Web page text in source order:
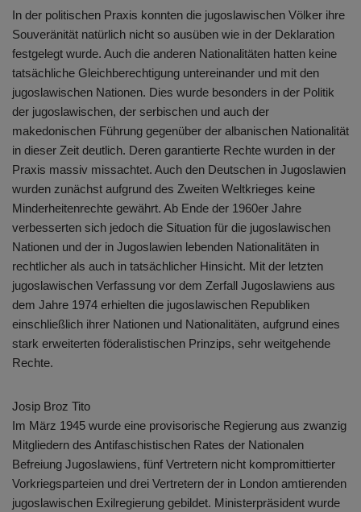
In der politischen Praxis konnten die jugoslawischen Völker ihre
Souveränität natürlich nicht so ausüben wie in der Deklaration
festgelegt wurde. Auch die anderen Nationalitäten hatten keine
tatsächliche Gleichberechtigung untereinander und mit den
jugoslawischen Nationen. Dies wurde besonders in der Politik
der jugoslawischen, der serbischen und auch der
makedonischen Führung gegenüber der albanischen Nationalität
in dieser Zeit deutlich. Deren garantierte Rechte wurden in der
Praxis massiv missachtet. Auch den Deutschen in Jugoslawien
wurden zunächst aufgrund des Zweiten Weltkrieges keine
Minderheitenrechte gewährt. Ab Ende der 1960er Jahre
verbesserten sich jedoch die Situation für die jugoslawischen
Nationen und der in Jugoslawien lebenden Nationalitäten in
rechtlicher als auch in tatsächlicher Hinsicht. Mit der letzten
jugoslawischen Verfassung vor dem Zerfall Jugoslawiens aus
dem Jahre 1974 erhielten die jugoslawischen Republiken
einschließlich ihrer Nationen und Nationalitäten, aufgrund eines
stark erweiterten föderalistischen Prinzips, sehr weitgehende
Rechte.
Josip Broz Tito
Im März 1945 wurde eine provisorische Regierung aus zwanzig
Mitgliedern des Antifaschistischen Rates der Nationalen
Befreiung Jugoslawiens, fünf Vertretern nicht kompromittierter
Vorkriegsparteien und drei Vertretern der in London amtierenden
jugoslawischen Exilregierung gebildet. Ministerpräsident wurde